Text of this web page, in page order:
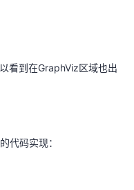
看到在GraphViz区域也出
代码实现：